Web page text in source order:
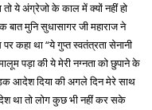
ये अंग्रेजो के काल में क्यों नहीं हो
बात मुनि सुधासागर जी महाराज ने
कहा था “ये गुप्त स्वतंत्रता सेनानी
पड़ा की ये मेरी नग्नता को छुपाने के
आदेश दिया की अगले दिन मेरे साथ
था तो लोग कुछ भी नहीं कर सके